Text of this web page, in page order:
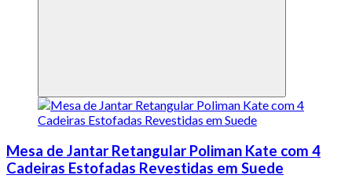
Mesa de Jantar Retangular Poliman Kate com 4
Cadeiras Estofadas Revestidas em Suede